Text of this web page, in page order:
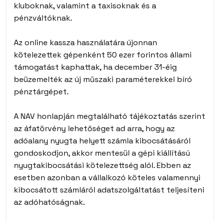
kluboknak, valamint a taxisoknak és a
pénzváltóknak.
Az online kassza használatára újonnan
kötelezettek gépenként 50 ezer forintos állami
támogatást kaphattak, ha december 31-éig
beüzemelték az új műszaki paraméterekkel bíró
pénztárgépet.
A NAV honlapján megtalálható tájékoztatás szerint
az áfatörvény lehetőséget ad arra, hogy az
adóalany nyugta helyett számla kibocsátásáról
gondoskodjon, akkor mentesül a gépi kiállítású
nyugtakibocsátási kötelezettség alól. Ebben az
esetben azonban a vállalkozó köteles valamennyi
kibocsátott számláról adatszolgáltatást teljesíteni
az adóhatóságnak.